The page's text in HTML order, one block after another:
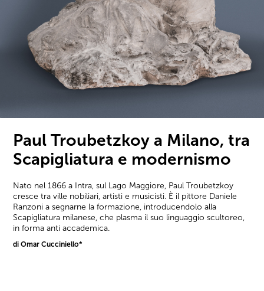
Paul Troubetzkoy a Milano, tra
Scapigliatura e modernismo
Nato nel 1866 a Intra, sul Lago Maggiore, Paul Troubetzkoy
cresce tra ville nobiliari, artisti e musicisti. È il pittore Daniele
Ranzoni a segnarne la formazione, introducendolo alla
Scapigliatura milanese, che plasma il suo linguaggio scultoreo,
in forma anti accademica.
di Omar Cucciniello*